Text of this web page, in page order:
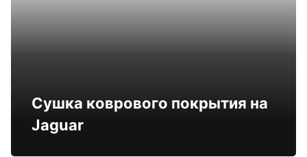
Сушка коврового покрытия на
Jaguar